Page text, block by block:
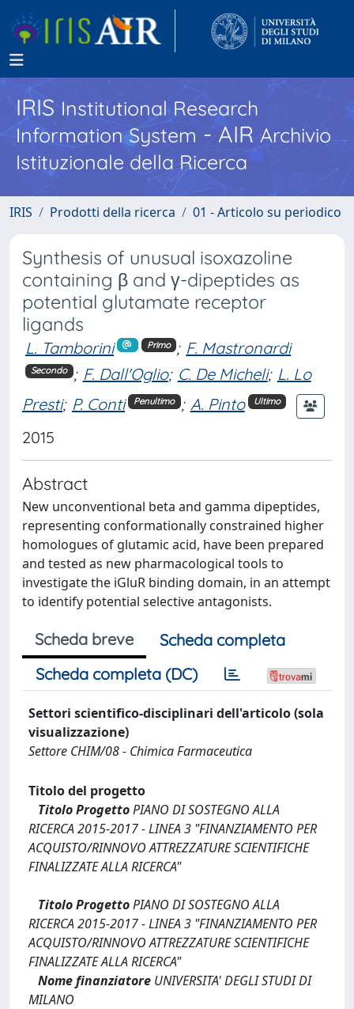
IRISInstitutional Research
Information System - AIR Archivio
Istituzionale della Ricerca
IRIS Prodotti della ricerca 01 - Articolo su periodico
Synthesis of unusual isoxazoline
containing β and γ-dipeptides as
potential glutamate receptor
ligands
L. Tamborini Primo ; F. Mastronardi
Secondo ; F. Dall'Oglio; C. De Micheli; L. Lo
Presti; P. Conti Penultimo ; A. Pinto Ultimo
2015
Abstract
New unconventional beta and gamma dipeptides,
representing conformationally constrained higher
homologues of glutamic acid, have been prepared
and tested as new pharmacological tools to
investigate the iGluR binding domain, in an attempt
to identify potential selective antagonists.
Scheda breve
Scheda completa
Scheda completa (DC)
Settori scientifico-disciplinari dell'articolo (sola
visualizzazione)
Settore CHIM/08 - Chimica Farmaceutica
Titolo del progetto
Titolo ProgettoPIANO DI SOSTEGNO ALLA
RICERCA 2015-2017 - LINEA 3 "FINANZIAMENTO PER
ACQUISTO/RINNOVO ATTREZZATURE SCIENTIFICHE
FINALIZZATE ALLA RICERCA"
Titolo ProgettoPIANO DI SOSTEGNO ALLA
RICERCA 2015-2017 - LINEA 3 "FINANZIAMENTO PER
ACQUISTO/RINNOVO ATTREZZATURE SCIENTIFICHE
FINALIZZATE ALLA RICERCA"
Nome finanziatore UNIVERSITA' DEGLI STUDI DI
MILANO